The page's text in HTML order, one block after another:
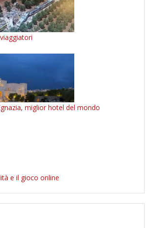
miglior hotel del mondo
e il gioco online